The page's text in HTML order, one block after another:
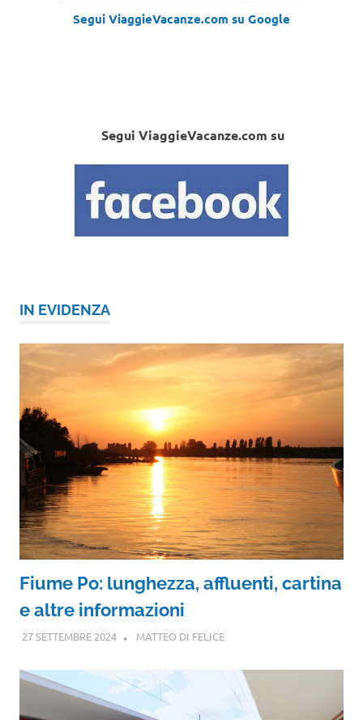
Segui ViaggieVacanze.com su Google
Segui ViaggieVacanze.com su
IN EVIDENZA
Fiume Po: lunghezza, affluenti, cartina
e altre informazioni
27 SETTEMBRE 2024 MATTEO DI FELICE